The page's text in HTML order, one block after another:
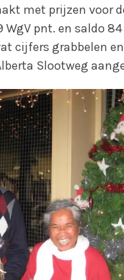
met prijzen voor
pnt. en saldo
cijfers grabbelen
Slootweg